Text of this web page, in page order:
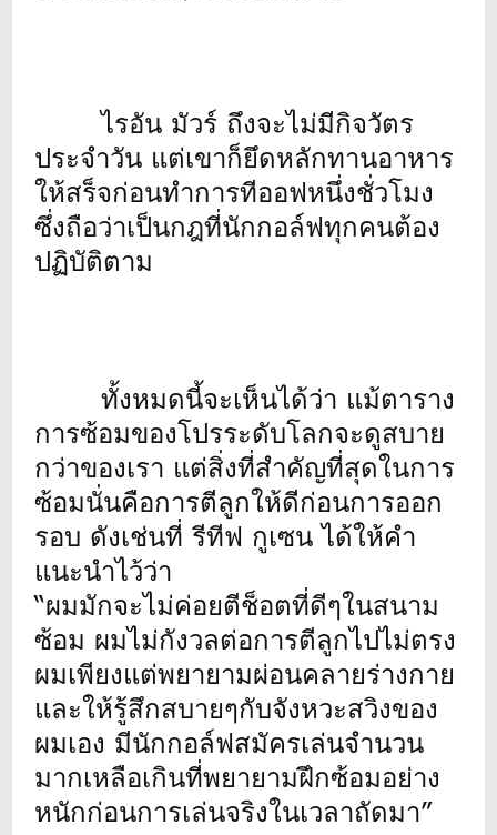
ไรอัน มัวร์ ถึงจะไม่มีกิจวัตร
ประจำวัน แต่เขาก็ยึดหลักทานอาหาร
ให้สร็จก่อนทำการทีออฟหนึ่งชั่วโมง
ซึ่งถือว่าเป็นกฎที่นักกอล์ฟทุกคนต้อง
ปฏิบัติตาม
ทั้งหมดนี้จะเห็นได้ว่า แม้ตาราง
การซ้อมของโปรระดับโลกจะดูสบาย
กว่าของเรา แต่สิ่งที่สำคัญที่สุดในการ
ซ้อมนั่นคือการตีลูกให้ดีก่อนการออก
รอบ ดังเช่นที่ รีทีฟ กูเซน ได้ให้คำ
แนะนำไว้ว่า
“ผมมักจะไม่ค่อยตีช็อตที่ดีๆในสนาม
ซ้อม ผมไม่กังวลต่อการตีลูกไปไม่ตรง
ผมเพียงแต่พยายามผ่อนคลายร่างกาย
และให้รู้สึกสบายๆกับจังหวะสวิงของ
ผมเอง มีนักกอล์ฟสมัครเล่นจำนวน
มากเหลือเกินที่พยายามฝึกซ้อมอย่าง
หนักก่อนการเล่นจริงในเวลาถัดมา”